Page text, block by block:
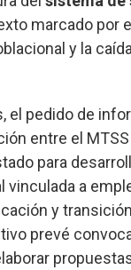
marcado por el
y la
el pedido de
entre el
para
vinculada a
y
prevé